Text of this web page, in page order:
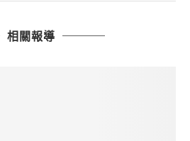
相關報導